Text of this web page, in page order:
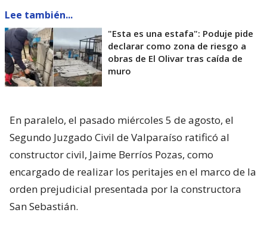
Lee también...
"Esta es una estafa": Poduje pide
declarar como zona de riesgo a
obras de El Olivar tras caída de
muro
En paralelo, el pasado miércoles 5 de agosto, el
Segundo Juzgado Civil de Valparaíso ratificó al
constructor civil, Jaime Berríos Pozas, como
encargado de realizar los peritajes en el marco de la
orden prejudicial presentada por la constructora
San Sebastián.